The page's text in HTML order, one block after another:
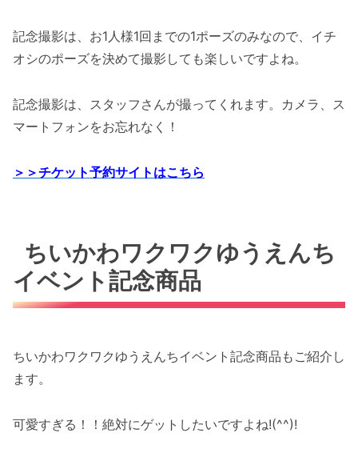
記念撮影は、お1人様1回までの1ポーズのみなので、イチ
オシのポーズを決めて撮影しても楽しいですよね。
記念撮影は、スタッフさんが撮ってくれます。カメラ、ス
マートフォンをお忘れなく！
＞＞チケット予約サイトはこちら
ちいかわワクワクゆうえんち
イベント記念商品
ちいかわワクワクゆうえんちイベント記念商品もご紹介し
ます。
可愛すぎる！！絶対にゲットしたいですよね!(^^)!